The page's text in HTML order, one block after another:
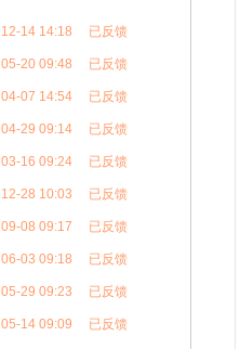
12-14 14:18 已反馈
05-20 09:48 已反馈
04-07 14:54 已反馈
04-29 09:14 已反馈
03-16 09:24 已反馈
12-28 10:03 已反馈
09-08 09:17 已反馈
06-03 09:18 已反馈
05-29 09:23 已反馈
05-14 09:09 已反馈